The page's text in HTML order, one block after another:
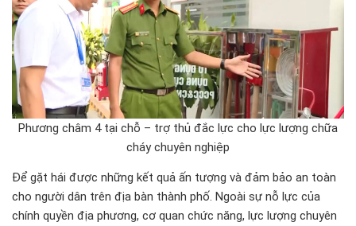
Phương châm 4 tại chỗ – trợ thủ đắc lực cho lực lượng chữa
cháy chuyên nghiệp
Để gặt hái được những kết quả ấn tượng và đảm bảo an toàn
cho người dân trên địa bàn thành phố. Ngoài sự nỗ lực của
chính quyền địa phương, cơ quan chức năng, lực lượng chuyên